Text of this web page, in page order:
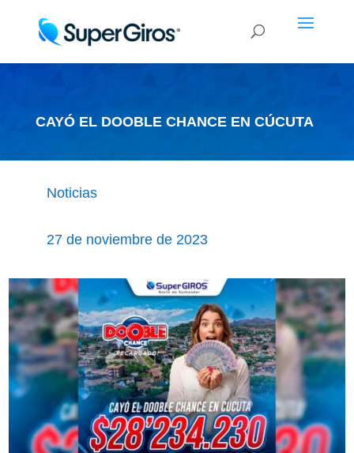
CAYÓ EL DOOBLE CHANCE EN CÚCUTA
Noticias
27 de noviembre de 2023